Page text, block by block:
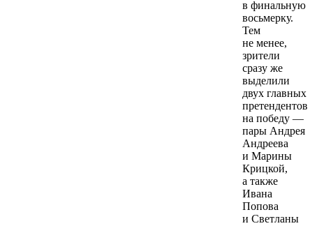
в финальную
восьмерку.
Тем
не менее,
зрители
сразу же
выделили
двух главных
претендентов
на победу —
пары Андрея
Андреева
и Марины
Крицкой,
а также
Ивана
Попова
и Светланы